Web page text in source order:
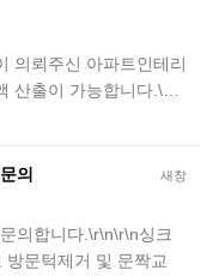
의뢰주신 아파트인테리
산출이 가능합니다.\…
새창
의
의합니다.\r\n\r\n싱크
문턱제거 및 문짝교